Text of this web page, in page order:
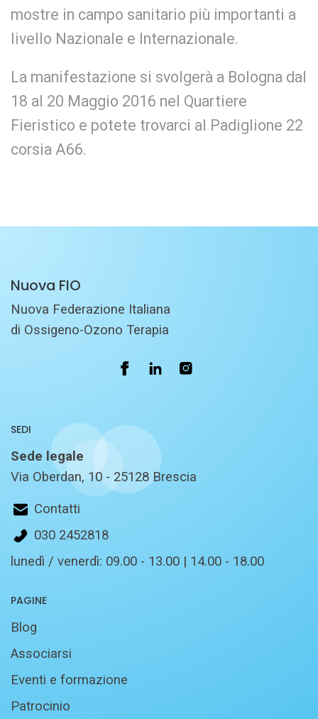
mostre in campo sanitario più importanti a
livello Nazionale e Internazionale.
La manifestazione si svolgerà a Bologna dal
18 al 20 Maggio 2016 nel Quartiere
Fieristico e potete trovarci al Padiglione 22
corsia A66.
Nuova FIO
Nuova Federazione Italiana
di Ossigeno-Ozono Terapia
SEDI
Sede legale
Via Oberdan, 10 - 25128 Brescia
Contatti
030 2452818
lunedì / venerdì: 09.00 - 13.00 | 14.00 - 18.00
PAGINE
Blog
Associarsi
Eventi e formazione
Patrocinio